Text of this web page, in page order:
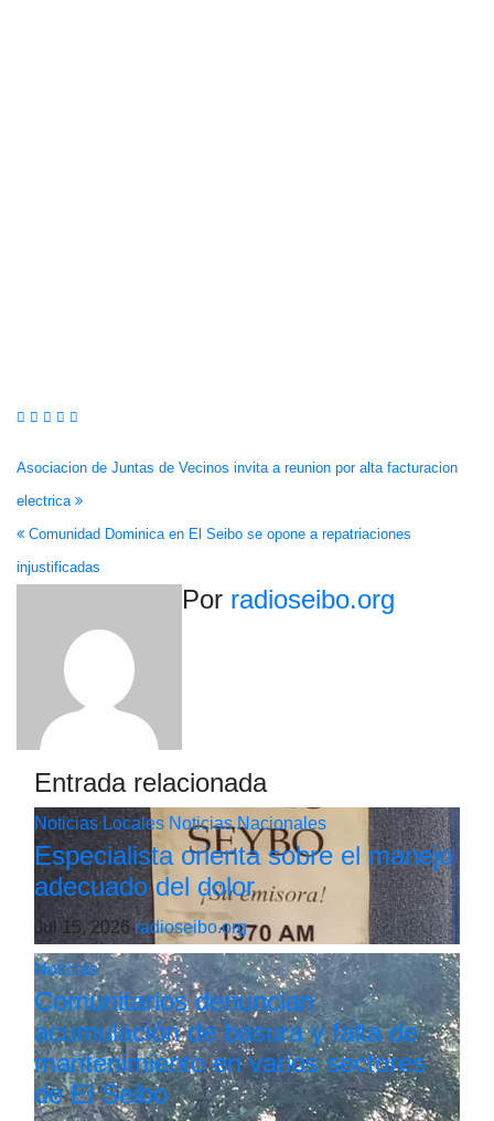
Navegación
de
entradas
Asociacion de Juntas de Vecinos invita a reunion por alta facturacion
electrica
Comunidad Dominica en El Seibo se opone a repatriaciones
injustificadas
Por radioseibo.org
Entrada relacionada
Noticias Locales Noticias Nacionales
Especialista orienta sobre el manejo
adecuado del dolor
Jul 15, 2026radioseibo.org
Noticias
Comunitarios denuncian
acumulación de basura y falta de
mantenimiento en varios sectores
de El Seibo